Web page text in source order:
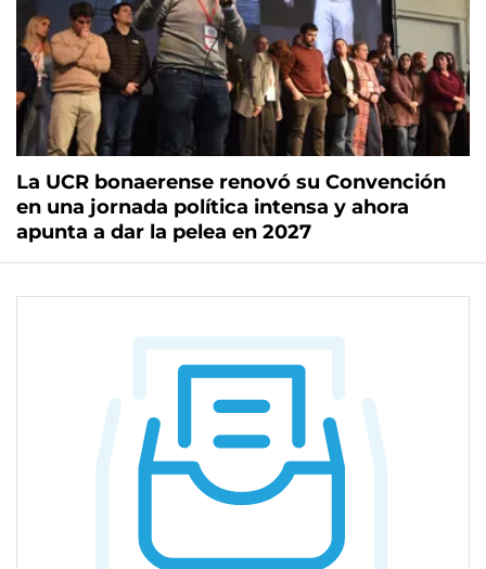
La UCR bonaerense renovó su Convención
en una jornada política intensa y ahora
apunta a dar la pelea en 2027